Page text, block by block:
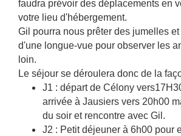
faudra prévoir des déplacements en
votre lieu d'hébergement.
Gil pourra nous prêter des jumelles
d'une longue-vue pour observer les
loin.
Le séjour se déroulera donc de la
J1 : départ de Célony
arrivée à Jausiers vers 20h00
du soir et rencontre avec Gil.
J2 : Petit déjeuner à 6h00 pour